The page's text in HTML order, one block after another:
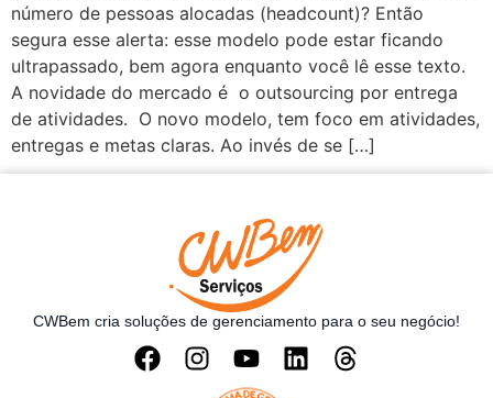
número de pessoas alocadas (headcount)? Então
segura esse alerta: esse modelo pode estar ficando
ultrapassado, bem agora enquanto você lê esse texto.
A novidade do mercado é o outsourcing por entrega
de atividades. O novo modelo, tem foco em atividades,
entregas e metas claras. Ao invés de se […]
CWBem cria soluções de gerenciamento para o seu negócio!